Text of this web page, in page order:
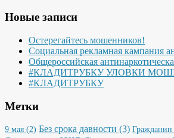
Новые записи
Остерегайтесь мошенников!
Социальная рекламная кампания
Общероссийская
#КЛАДИТРУБКУ УЛОВКИ
#КЛАДИТРУБКУ
Метки
9 мая (2) Без срока давности (3) Гражданин